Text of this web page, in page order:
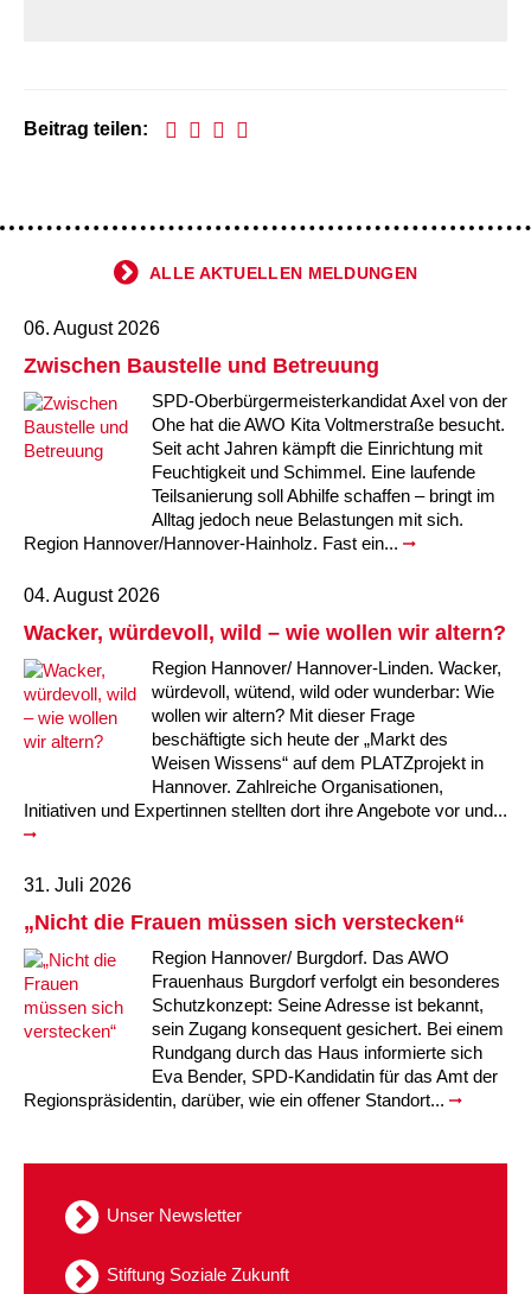
Kindertagesstätte Schweriner Straße /
Kindertagesstätte Tresckowstraße
Kindertagesstätte Voltmerstraße
Kindertagesstätte Wiehbergstraße
Beitrag teilen:
ALLE AKTUELLEN MELDUNGEN
06. August 2026
Zwischen Baustelle und Betreuung
SPD-Oberbürgermeisterkandidat Axel von der
Ohe hat die AWO Kita Voltmerstraße besucht.
Seit acht Jahren kämpft die Einrichtung mit
Feuchtigkeit und Schimmel. Eine laufende
Teilsanierung soll Abhilfe schaffen – bringt im
Alltag jedoch neue Belastungen mit sich.
Region Hannover/Hannover-Hainholz. Fast ein...
04. August 2026
Wacker, würdevoll, wild – wie wollen wir altern?
Region Hannover/ Hannover-Linden. Wacker,
würdevoll, wütend, wild oder wunderbar: Wie
wollen wir altern? Mit dieser Frage
beschäftigte sich heute der „Markt des
Weisen Wissens“ auf dem PLATZprojekt in
Hannover. Zahlreiche Organisationen,
Initiativen und Expertinnen stellten dort ihre Angebote vor und...
31. Juli 2026
„Nicht die Frauen müssen sich verstecken“
Region Hannover/ Burgdorf. Das AWO
Frauenhaus Burgdorf verfolgt ein besonderes
Schutzkonzept: Seine Adresse ist bekannt,
sein Zugang konsequent gesichert. Bei einem
Rundgang durch das Haus informierte sich
Eva Bender, SPD-Kandidatin für das Amt der
Regionspräsidentin, darüber, wie ein offener Standort...
Unser Newsletter
Stiftung Soziale Zukunft